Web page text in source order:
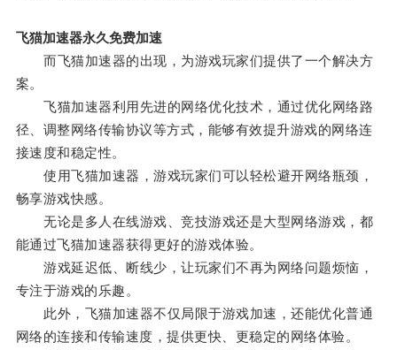
飞猫加速器永久免费加速
而飞猫加速器的出现，为游戏玩家们提供了一个解决方
案。
飞猫加速器利用先进的网络优化技术，通过优化网络路
径、调整网络传输协议等方式，能够有效提升游戏的网络连
接速度和稳定性。
使用飞猫加速器，游戏玩家们可以轻松避开网络瓶颈，
畅享游戏快感。
无论是多人在线游戏、竞技游戏还是大型网络游戏，都
能通过飞猫加速器获得更好的游戏体验。
游戏延迟低、断线少，让玩家们不再为网络问题烦恼，
专注于游戏的乐趣。
此外，飞猫加速器不仅局限于游戏加速，还能优化普通
网络的连接和传输速度，提供更快、更稳定的网络体验。